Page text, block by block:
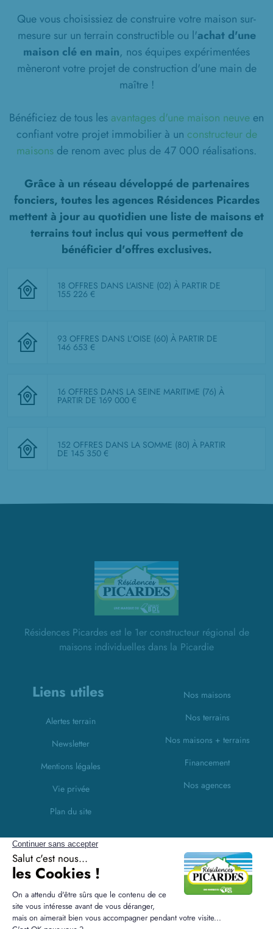
Que vous choisissiez de construire votre maison sur-
mesure sur un terrain constructible ou l'achat d'une
maison clé en main, nos équipes expérimentées
mèneront votre projet de construction d'une main de
maître !
Bénéficiez de tous les avantages d'une maison neuve en
confiant votre projet immobilier à un constructeur de
maisons de renom avec plus de 47 000 réalisations.
Grâce à un réseau développé de partenaires
fonciers, toutes les agences Résidences Picardes
mettent à jour au quotidien une liste de maisons et
terrains tout inclusqui vous permettent de
bénéficier d'offres exclusives.
18 OFFRES DANS L'AISNE (02) À PARTIR DE
155 226 €
93 OFFRES DANS L'OISE (60) À PARTIR DE
146 653 €
16 OFFRES DANS LA SEINE MARITIME (76) À
PARTIR DE 169 000 €
152 OFFRES DANS LA SOMME (80) À PARTIR
DE 145 350 €
Résidences Picardes est le 1er constructeur régional de
maisons individuelles dans la Picardie
Liens utiles
Alertes terrain
Newsletter
Mentions légales
Vie privée
Plan du site
Nos maisons
Nos terrains
Nos maisons + terrains
Financement
Nos agences